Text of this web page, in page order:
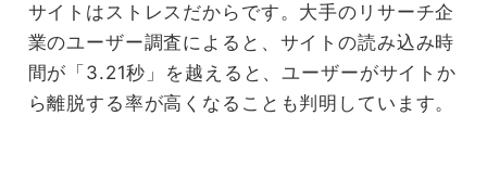
サイトはストレスだからです。大手のリサーチ企
業のユーザー調査によると、サイトの読み込み時
間が「3.21秒」を越えると、ユーザーがサイトか
ら離脱する率が高くなることも判明しています。